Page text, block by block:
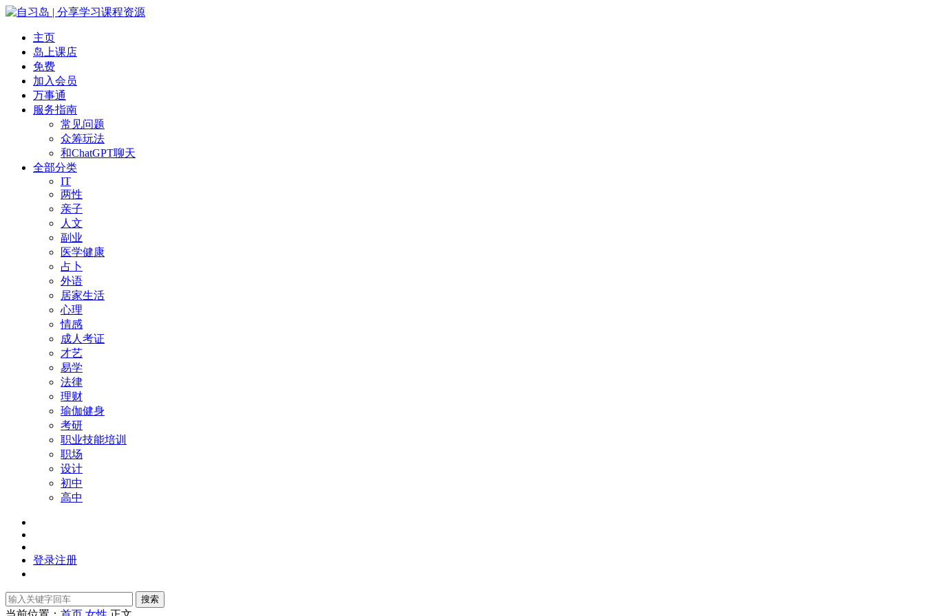
主页
岛上课店
免费
加入会员
万事通
服务指南
常见问题
众筹玩法
和ChatGPT聊天
全部分类
IT
两性
亲子
人文
副业
医学健康
占卜
外语
居家生活
心理
情感
成人考证
才艺
易学
法律
理财
瑜伽健身
考研
职业技能培训
职场
设计
初中
高中
登录注册
搜索